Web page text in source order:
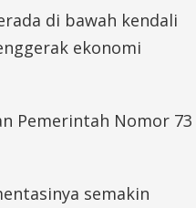
di bawah kendali
ekonomi
Pemerintah Nomor 73
semakin